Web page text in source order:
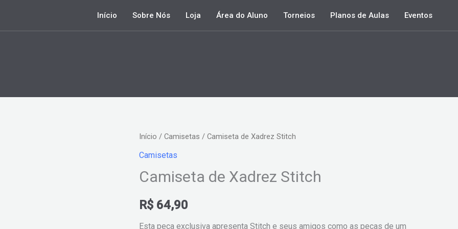
Início Sobre Nós Loja Área do Aluno Torneios Planos de Aulas Eventos
Início / Camisetas / Camiseta de Xadrez Stitch
Camisetas
Camiseta de Xadrez Stitch
R$ 64,90
Esta peça exclusiva apresenta Stitch e seus amigos como as peças de um
Camiseta
de
Stitch
quantidade